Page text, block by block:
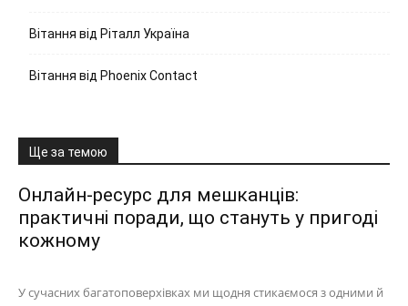
Вітання від Ріталл Україна
Вітання від Phoenix Contact
Ще за темою
Онлайн-ресурс для мешканців:
практичні поради, що стануть у пригоді
кожному
У сучасних багатоповерхівках ми щодня стикаємося з одними й